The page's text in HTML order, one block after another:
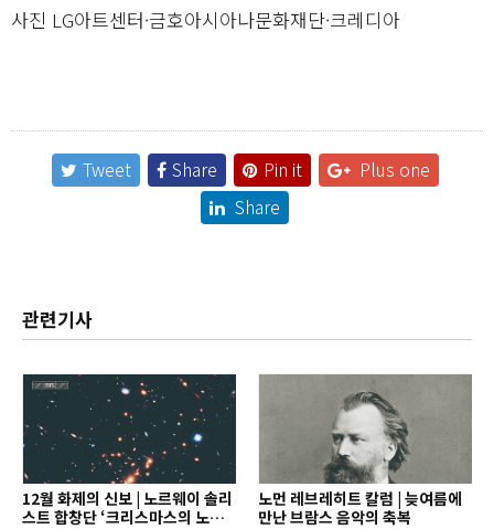
사진 LG아트센터·금호아시아나문화재단·크레디아
Tweet Share Pin it
Plus one
Share
관련기사
12월 화제의 신보 | 노르웨이 솔리
스트 합창단 ‘크리스마스의 노래’
노먼 레브레히트 칼럼 | 늦여름에
만난 브람스 음악의 축복